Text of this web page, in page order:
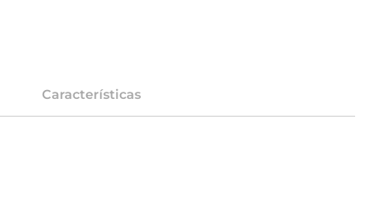
Características